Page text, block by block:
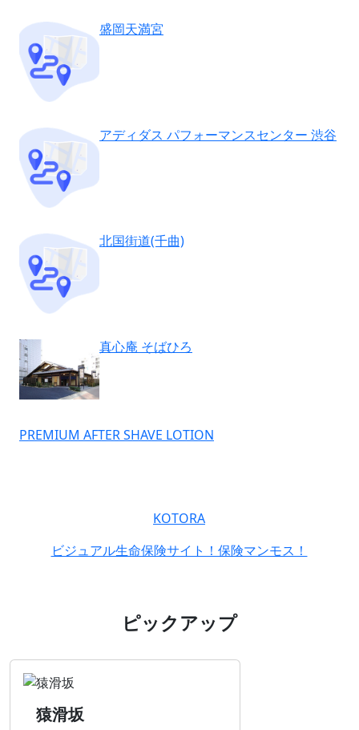
盛岡天満宮
アディダス パフォーマンスセンター 渋谷
北国街道(千曲)
真心庵 そばひろ
PREMIUM AFTER SHAVE LOTION
KOTORA
ビジュアル生命保険サイト！保険マンモス！
ピックアップ
猿滑坂